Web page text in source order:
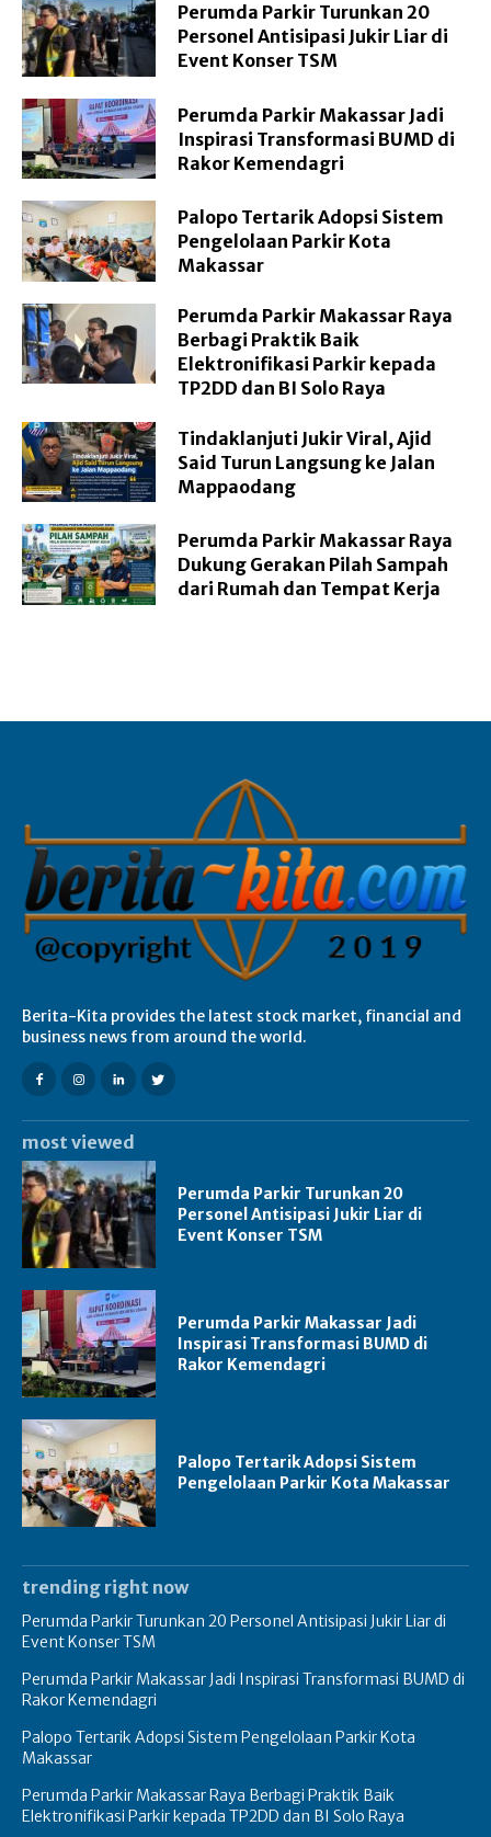
Perumda Parkir Turunkan 20
Personel Antisipasi Jukir Liar di
Event Konser TSM
Perumda Parkir Makassar Jadi
Inspirasi Transformasi BUMD di
Rakor Kemendagri
Palopo Tertarik Adopsi Sistem
Pengelolaan Parkir Kota
Makassar
Perumda Parkir Makassar Raya
Berbagi Praktik Baik
Elektronifikasi Parkir kepada
TP2DD dan BI Solo Raya
Tindaklanjuti Jukir Viral, Ajid
Said Turun Langsung ke Jalan
Mappaodang
Perumda Parkir Makassar Raya
Dukung Gerakan Pilah Sampah
dari Rumah dan Tempat Kerja
Berita-Kita provides the latest stock market, financial and
business news from around the world.
most viewed
Perumda Parkir Turunkan 20
Personel Antisipasi Jukir Liar di
Event Konser TSM
Perumda Parkir Makassar Jadi
Inspirasi Transformasi BUMD di
Rakor Kemendagri
Palopo Tertarik Adopsi Sistem
Pengelolaan Parkir Kota Makassar
trending right now
Perumda Parkir Turunkan 20 Personel Antisipasi Jukir Liar di
Event Konser TSM
Perumda Parkir Makassar Jadi Inspirasi Transformasi BUMD di
Rakor Kemendagri
Palopo Tertarik Adopsi Sistem Pengelolaan Parkir Kota
Makassar
Perumda Parkir Makassar Raya Berbagi Praktik Baik
Elektronifikasi Parkir kepada TP2DD dan BI Solo Raya